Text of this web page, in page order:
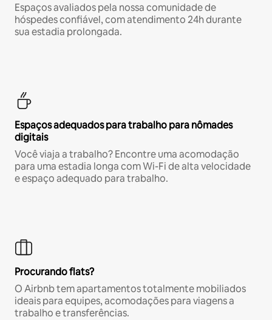
Espaços avaliados pela nossa comunidade de
hóspedes confiável, com atendimento 24h durante
sua estadia prolongada.
Espaços adequados para trabalho para nômades
digitais
Você viaja a trabalho? Encontre uma acomodação
para uma estadia longa com Wi-Fi de alta velocidade
e espaço adequado para trabalho.
Procurando flats?
O Airbnb tem apartamentos totalmente mobiliados
ideais para equipes, acomodações para viagens a
trabalho e transferências.